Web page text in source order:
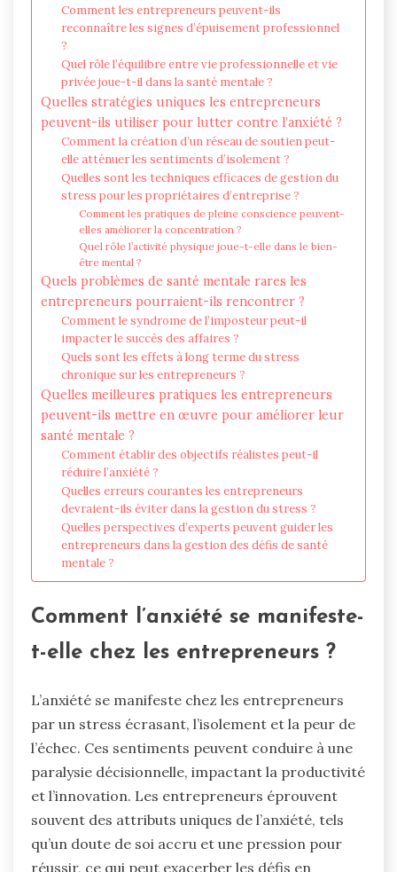
Comment les entrepreneurs peuvent-ils
reconnaître les signes d’épuisement professionnel
?
Quel rôle l’équilibre entre vie professionnelle et vie
privée joue-t-il dans la santé mentale ?
Quelles stratégies uniques les entrepreneurs
peuvent-ils utiliser pour lutter contre l’anxiété ?
Comment la création d’un réseau de soutien peut-
elle atténuer les sentiments d’isolement ?
Quelles sont les techniques efficaces de gestion du
stress pour les propriétaires d’entreprise ?
Comment les pratiques de pleine conscience peuvent-
elles améliorer la concentration ?
Quel rôle l’activité physique joue-t-elle dans le bien-
être mental ?
Quels problèmes de santé mentale rares les
entrepreneurs pourraient-ils rencontrer ?
Comment le syndrome de l’imposteur peut-il
impacter le succès des affaires ?
Quels sont les effets à long terme du stress
chronique sur les entrepreneurs ?
Quelles meilleures pratiques les entrepreneurs
peuvent-ils mettre en œuvre pour améliorer leur
santé mentale ?
Comment établir des objectifs réalistes peut-il
réduire l’anxiété ?
Quelles erreurs courantes les entrepreneurs
devraient-ils éviter dans la gestion du stress ?
Quelles perspectives d’experts peuvent guider les
entrepreneurs dans la gestion des défis de santé
mentale ?
Comment l’anxiété se manifeste-
t-elle chez les entrepreneurs ?
L’anxiété se manifeste chez les entrepreneurs
par un stress écrasant, l’isolement et la peur de
l’échec. Ces sentiments peuvent conduire à une
paralysie décisionnelle, impactant la productivité
et l’innovation. Les entrepreneurs éprouvent
souvent des attributs uniques de l’anxiété, tels
qu’un doute de soi accru et une pression pour
réussir, ce qui peut exacerber les défis en